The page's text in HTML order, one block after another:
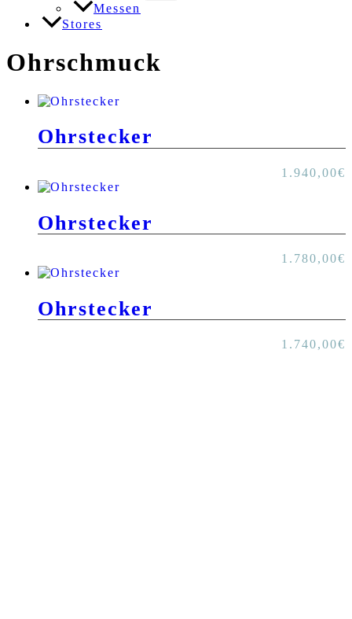
Messen
Stores
Ohrschmuck
Ohrstecker
1.940,00€
Ohrstecker
1.780,00€
Ohrstecker
1.740,00€